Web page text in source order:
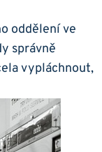
oddělení ⁢ve
správně
vypláchnout,